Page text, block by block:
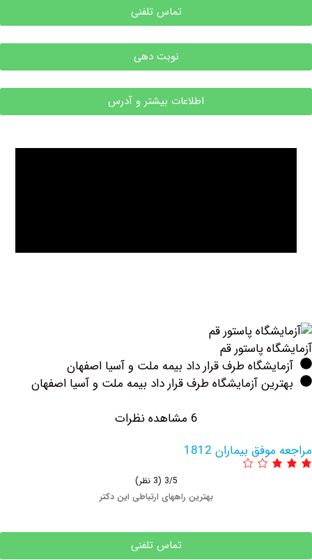
تماس تلفنی
نوبت دهی
اطلاعات بیشتر و آدرس
پاستور قم
طرف قرار داد بیمه ملت و آسیا اصفهان
آزمایشگاه طرف قرار داد بیمه ملت و آسیا اصفهان
بیماران 1812
بهترین راههای ارتباطی این دکتر
تماس تلفنی